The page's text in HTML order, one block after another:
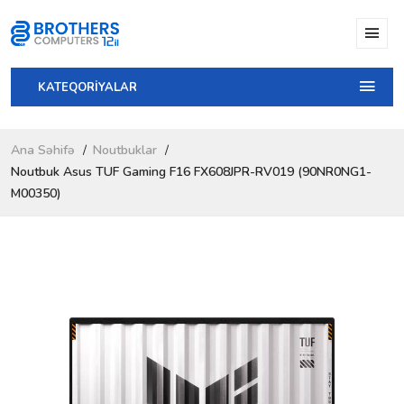
KATEQORİYALAR
Ana Səhifə
Noutbuklar
Noutbuk Asus TUF Gaming F16 FX608JPR-RV019 (90NR0NG1-
M00350)